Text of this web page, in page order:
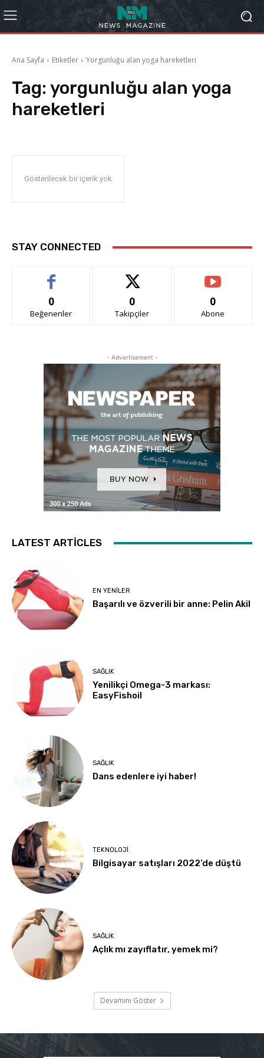
Ana Sayfa Etiketler Yorgunluğu alan yoga hareketleri
Tag: yorgunluğu alan yoga
hareketleri
Gösterilecek bir içerik yok
STAY CONNECTED
0
Beğenenler
0
Takipçiler
0
Abone
- Advertisement -
LATEST ARTICLES
EN YENILER
Başarılı ve özverili bir anne: Pelin Akil
SAĞLIK
Yenilikçi Omega-3 markası:
EasyFishoil
SAĞLIK
Dans edenlere iyi haber!
TEKNOLOJI
Bilgisayar satışları 2022’de düştü
SAĞLIK
Açlık mı zayıflatır, yemek mi?
Devamını Göster